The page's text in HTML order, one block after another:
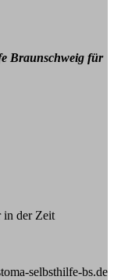
Braunschweig für
in der Zeit
selbsthilfe-bs.de